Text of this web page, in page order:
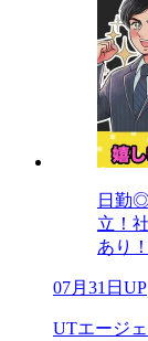
日勤
立！
あり！
07月31日UP
UTエージ